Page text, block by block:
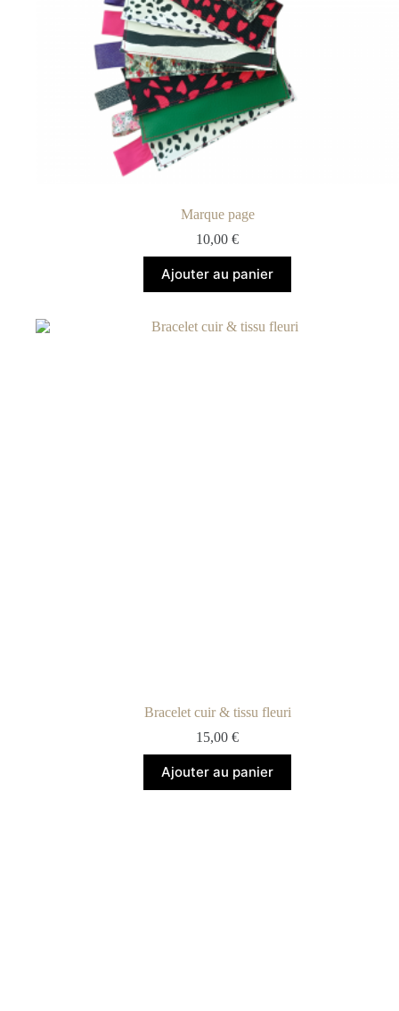
Marque page
10,00 €
Ajouter au panier
Bracelet cuir & tissu fleuri
15,00 €
Ajouter au panier